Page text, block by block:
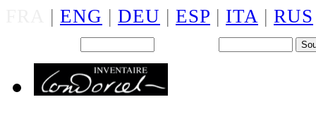
| ENG | DEU | ESP | ITA | RUS